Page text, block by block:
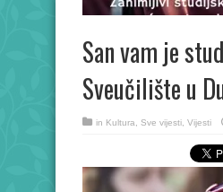
San vam je
Sveučilište u
in Kultura Sve vijesti Vijesti